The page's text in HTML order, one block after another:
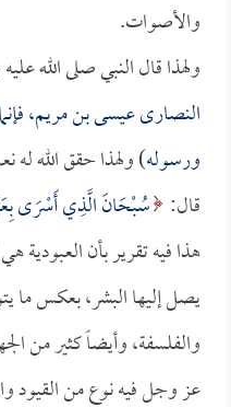
والأصوات.
ولهذا قال النبي صلى الله
النصارى عيسى بن مريم،
ورسوله) ولهذا حقق الله له
قال: سُبْحَانَ الَّذِي أَسْرَى
هذا فيه تقرير بأن العبودية
يصل إليها البشر، بعكس ما
والفلسفة، وأيضاً كثير من
عز وجل فيه نوع من القيود